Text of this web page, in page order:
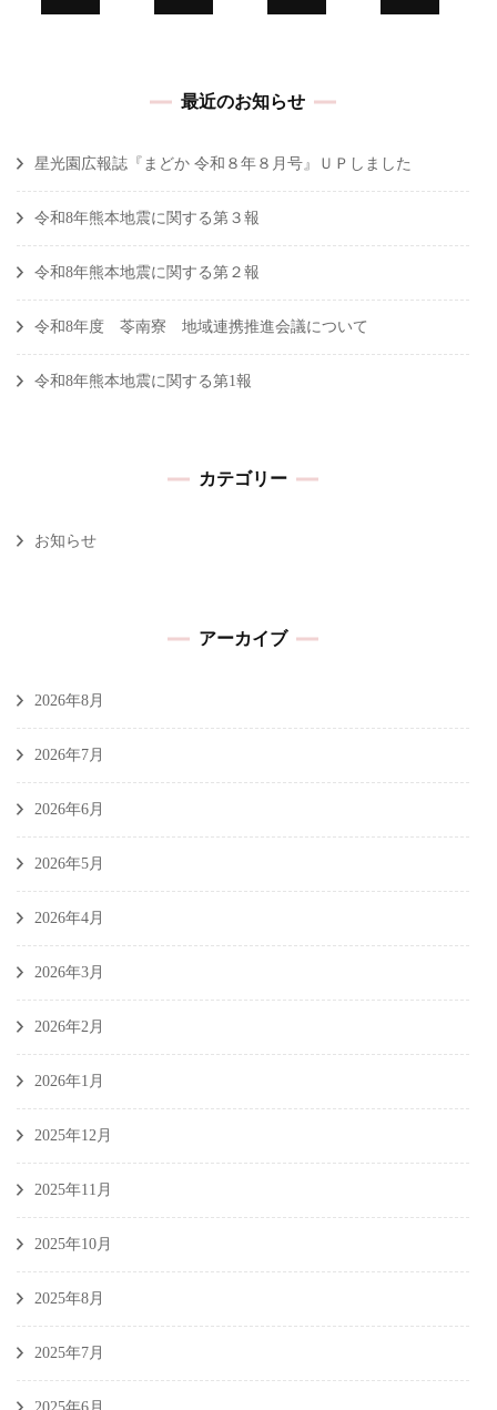
最近のお知らせ
星光園広報誌『まどか 令和８年８月号』ＵＰしました
令和8年熊本地震に関する第３報
令和8年熊本地震に関する第２報
令和8年度 苓南寮 地域連携推進会議について
令和8年熊本地震に関する第1報
カテゴリー
お知らせ
アーカイブ
2026年8月
2026年7月
2026年6月
2026年5月
2026年4月
2026年3月
2026年2月
2026年1月
2025年12月
2025年11月
2025年10月
2025年8月
2025年7月